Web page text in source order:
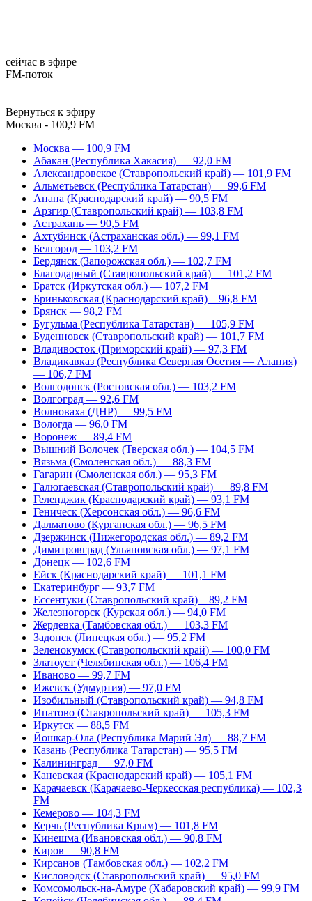
сейчас в эфире
FM-поток
Вернуться к эфиру
Москва - 100,9 FM
Москва — 100,9 FM
Абакан (Республика Хакасия) — 92,0 FM
Александровское (Ставропольский край) — 101,9 FM
Альметьевск (Республика Татарстан) — 99,6 FM
Анапа (Краснодарский край) — 90,5 FM
Арзгир (Ставропольский край) — 103,8 FM
Астрахань — 90,5 FM
Ахтубинск (Астраханская обл.) — 99,1 FM
Белгород — 103,2 FM
Бердянск (Запорожская обл.) — 102,7 FM
Благодарный (Ставропольский край) — 101,2 FM
Братск (Иркутская обл.) — 107,2 FM
Бриньковская (Краснодарский край) – 96,8 FM
Брянск — 98,2 FM
Бугульма (Республика Татарстан) — 105,9 FM
Буденновск (Ставропольский край) — 101,7 FM
Владивосток (Приморский край) — 97,3 FM
Владикавказ (Республика Северная Осетия — Алания)
— 106,7 FM
Волгодонск (Ростовская обл.) — 103,2 FM
Волгоград — 92,6 FM
Волноваха (ДНР) — 99,5 FM
Вологда — 96,0 FM
Воронеж — 89,4 FM
Вышний Волочек (Тверская обл.) — 104,5 FM
Вязьма (Смоленская обл.) — 88,3 FM
Гагарин (Смоленская обл.) — 95,3 FM
Галюгаевская (Ставропольский край) — 89,8 FM
Геленджик (Краснодарский край) — 93,1 FM
Геническ (Херсонская обл.) — 96,6 FM
Далматово (Курганская обл.) — 96,5 FM
Дзержинск (Нижегородская обл.) — 89,2 FM
Димитровград (Ульяновская обл.) — 97,1 FM
Донецк — 102,6 FM
Ейск (Краснодарский край) — 101,1 FM
Екатеринбург — 93,7 FM
Ессентуки (Ставропольский край) – 89,2 FM
Железногорск (Курская обл.) — 94,0 FM
Жердевка (Тамбовская обл.) — 103,3 FM
Задонск (Липецкая обл.) — 95,2 FM
Зеленокумск (Ставропольский край) — 100,0 FM
Златоуст (Челябинская обл.) — 106,4 FM
Иваново — 99,7 FM
Ижевск (Удмуртия) — 97,0 FM
Изобильный (Ставропольский край) — 94,8 FM
Ипатово (Ставропольский край) — 105,3 FM
Иркутск — 88,5 FM
Йошкар-Ола (Республика Марий Эл) — 88,7 FM
Казань (Республика Татарстан) — 95,5 FM
Калининград — 97,0 FM
Каневская (Краснодарский край) — 105,1 FM
Карачаевск (Карачаево-Черкесская республика) — 102,3
FM
Кемерово — 104,3 FM
Керчь (Республика Крым) — 101,8 FM
Кинешма (Ивановская обл.) — 90,8 FM
Киров — 90,8 FM
Кирсанов (Тамбовская обл.) — 102,2 FM
Кисловодск (Ставропольский край) — 95,0 FM
Комсомольск-на-Амуре (Хабаровский край) — 99,9 FM